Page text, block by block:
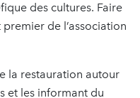
des cultures. Faire
de l’association
la restauration autour
et les informant du